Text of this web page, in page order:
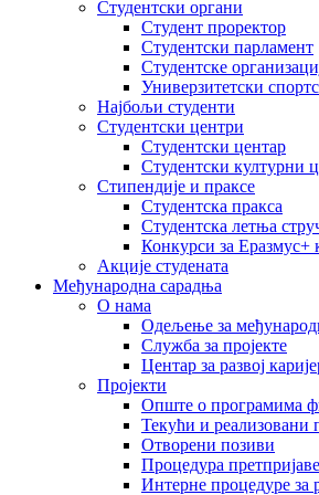
Студентски органи
Студент проректор
Студентски парламент
Студентске
Универзитетски
Најбољи студенти
Студентски центри
Студентски центар
Студентски културни
Стипендије и праксе
Студентска пракса
Студентска летња
Конкурси за Еразмус+
Акције студената
Међународна сарадња
О нама
Одељење за
Служба за пројекте
Центар за развој
Пројекти
Опште о програмима
Текући и реализовани
Отворени позиви
Процедура
Интерне процедуре за